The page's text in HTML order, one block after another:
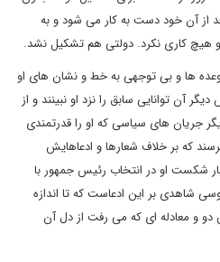
از آن خود دست به کار می شود و به
ها و بی توجهی به خط و نشان های او
آن توانایی سابق را نزد او نبینند و از
جریان های سیاسی که او را قدرتمندی
که بر خلاف شعارها و ادعاهایش
شکست او در انتخاب رئیس جمهور با
شاهدی بر این ادعاست که تا اندازه
دو و معادله ای که می رفت از دل آن